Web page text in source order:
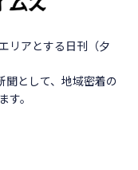
リアとする日刊（夕
聞として、地域密着の
す。